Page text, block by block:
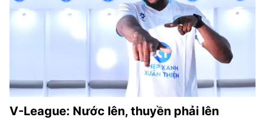
V-League: Nước lên, thuyền phải lên